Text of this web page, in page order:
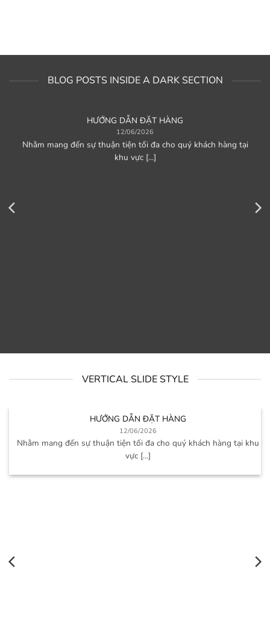
BLOG POSTS INSIDE A DARK SECTION
HƯỚNG DẪN ĐẶT HÀNG
12/06/2026
Nhằm mang đến sự thuận tiện tối đa cho quý khách hàng tại
khu vực [...]
VERTICAL SLIDE STYLE
HƯỚNG DẪN ĐẶT HÀNG
12/06/2026
Nhằm mang đến sự thuận tiện tối đa cho quý khách hàng tại khu
vực [...]